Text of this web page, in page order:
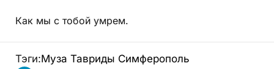
Как мы с тобой умрем.
Тэги:Муза Тавриды Симферополь